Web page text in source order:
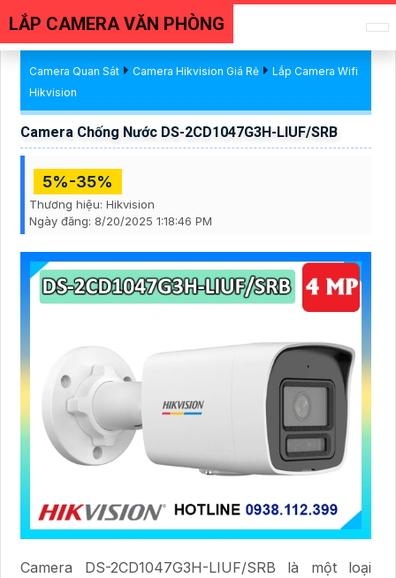
LẮP CAMERA VĂN PHÒNG
Camera Quan Sát Camera Hikvision Giá Rẻ
Lắp Camera Wifi
Hikvision
Camera Chống Nước DS-2CD1047G3H-LIUF/SRB
5%-35%
Thương hiệu: Hikvision
Ngày đăng: 8/20/2025 1:18:46 PM
Camera DS-2CD1047G3H-LIUF/SRB là một loại